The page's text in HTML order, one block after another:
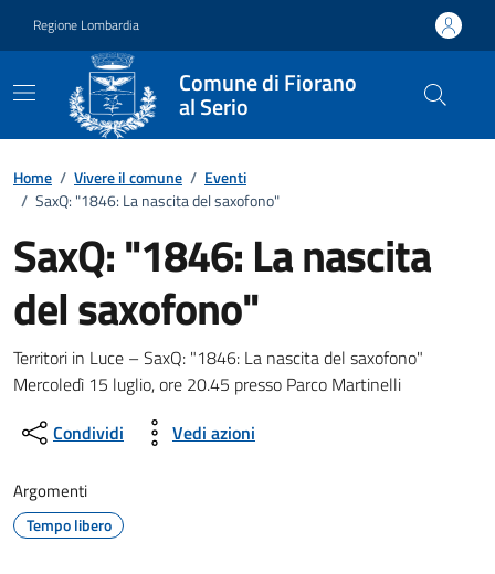
Regione Lombardia
Comune di Fiorano
al Serio
Home / Vivere il comune / Eventi
/ SaxQ: "1846: La nascita del saxofono"
SaxQ: "1846: La nascita
del saxofono"
Dettagli della notizia
Territori in Luce – SaxQ: "1846: La nascita del saxofono"
Mercoledì 15 luglio, ore 20.45 presso Parco Martinelli
Condividi
Vedi azioni
Argomenti
Tempo libero